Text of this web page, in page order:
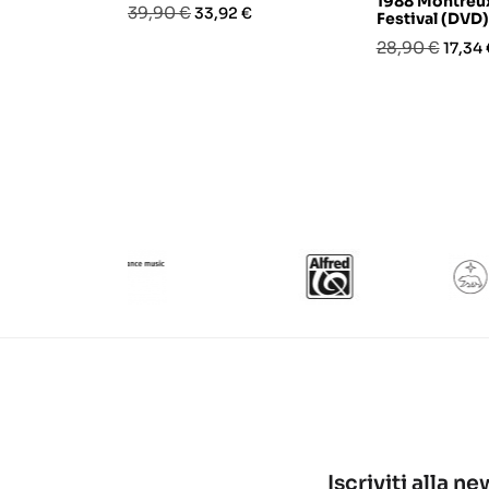
Prezzo
39,90 €Prezzo
33,92 €
Festival (DVD)
Prezzo
28,90 €17,34
Iscriviti alla